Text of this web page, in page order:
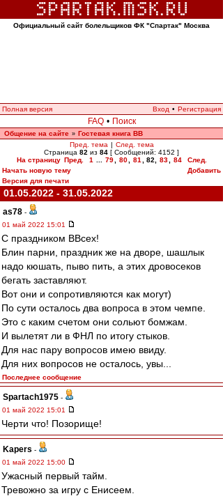
Официальный сайт болельщиков ФК "Спартак" Москва
Полная версия Вход • Регистрация
FAQ • Поиск
Общение на сайте » Гостевая книга ВВ
Пред. тема | След. тема
Страница 82 из 84 [ Сообщений: 4152 ]
На страницу Пред. 1 79 80 81 82 83 84
След.
Начать новую тему
Добавить
Версия для печати
01.05.2022 - 31.05.2022
as78 -
01 май 2022 15:01
С праздником ВВсех!
Блин парни, праздник же на дворе, шашлык
надо кюшать, пыво пить, а этих дровосеков
бегать заставляют.
Вот они и сопротивляются как могут)
По сути осталось два вопроса в этом чемпе.
Это с каким счетом они сольют бомжам.
И вылетят ли в ФНЛ по итогу стыков.
Для нас пару вопросов имею ввиду.
Для них вопросов не осталось, увы...
Последнее сообщение
Spartach1975 -
01 май 2022 15:01
Черти что! Позорище!
Kapers -
01 май 2022 15:00
Ужасный первый тайм.
Тревожно за игру с Енисеем.